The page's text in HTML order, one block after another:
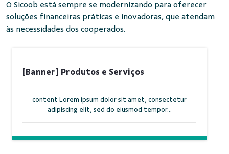
O Sicoob está sempre se modernizando para oferecer
soluções financeiras práticas e inovadoras, que atendam
às necessidades dos cooperados.
[Banner] Produtos e Serviços
content Lorem ipsum dolor sit amet, consectetur
adipiscing elit, sed do eiusmod tempor...